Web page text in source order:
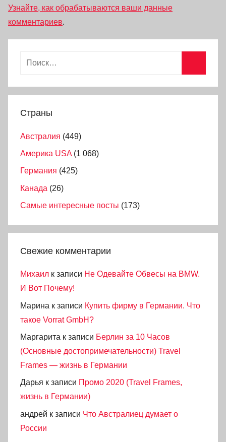
Узнайте, как обрабатываются ваши данные
комментариев.
Страны
Австралия (449)
Америка USA(1 068)
Германия (425)
Канада (26)
Самые интересные посты (173)
Свежие комментарии
Михаил к записи Не Одевайте Обвесы на BMW.
И Вот Почему!
Марина к записи Купить фирму в Германии. Что
такое Vorrat GmbH?
Маргарита к записи Берлин за 10 Часов
(Основные достопримечательности) Travel
Frames — жизнь в Германии
Дарья к записи Промо 2020 (Travel Frames,
жизнь в Германии)
андрей к записи Что Австралиец думает о
России